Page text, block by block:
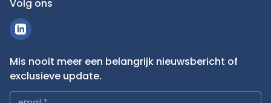
Volg ons
Mis nooit meer een belangrijk nieuwsbericht of
exclusieve update.